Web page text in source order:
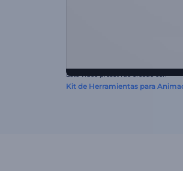
Este video preset fue creado con
Kit de Herramientas para